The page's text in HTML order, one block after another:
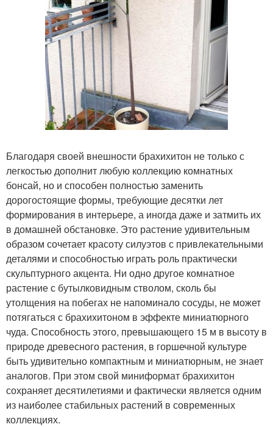
Благодаря своей внешности брахихитон не только с
легкостью дополнит любую коллекцию комнатных
бонсай, но и способен полностью заменить
дорогостоящие формы, требующие десятки лет
формирования в интерьере, а иногда даже и затмить их
в домашней обстановке. Это растение удивительным
образом сочетает красоту силуэтов с привлекательными
деталями и способностью играть роль практически
скульптурного акцента. Ни одно другое комнатное
растение с бутылковидным стволом, сколь бы
утолщения на побегах не напоминало сосуды, не может
потягаться с брахихитоном в эффекте миниатюрного
чуда. Способность этого, превышающего 15 м в высоту в
природе древесного растения, в горшечной культуре
быть удивительно компактным и миниатюрным, не знает
аналогов. При этом свой миниформат брахихитон
сохраняет десятилетиями и фактически является одним
из наиболее стабильных растений в современных
коллекциях.